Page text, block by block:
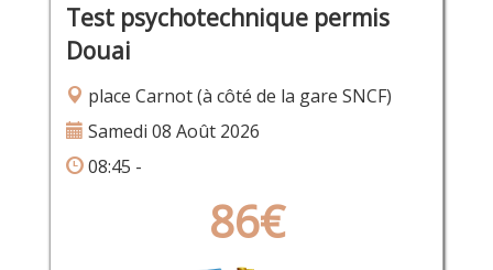
Test psychotechnique permis
Douai
place Carnot (à côté de la gare SNCF)
Samedi 08 Août 2026
08:45 -
86€